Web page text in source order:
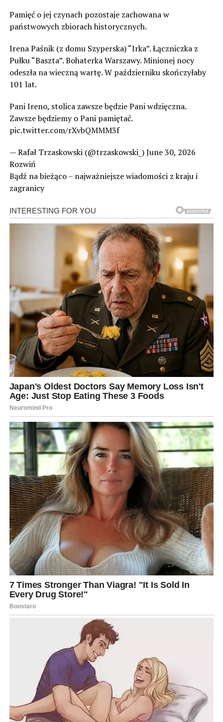
Pamięć o jej czynach pozostaje zachowana w
państwowych zbiorach historycznych.
Irena Paśnik (z domu Szyperska) “Irka”. Łączniczka z
Pułku “Baszta”. Bohaterka Warszawy. Minionej nocy
odeszła na wieczną wartę. W październiku skończyłaby
101 lat.
Pani Ireno, stolica zawsze będzie Pani wdzięczna.
Zawsze będziemy o Pani pamiętać.
pic.twitter.com/rXvbQMMM3f
— Rafał Trzaskowski (@trzaskowski_) June 30, 2026
Rozwiń
Bądź na bieżąco – najważniejsze wiadomości z kraju i
zagranicy